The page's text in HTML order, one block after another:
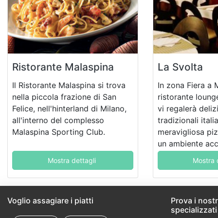
Ristorante Malaspina
Il Ristorante Malaspina si trova
nella piccola frazione di San
Felice, nell'hinterland di Milano,
all'interno del complesso
Malaspina Sporting Club.
Mostra dettagli
La Svolta
In zona Fiera a
ristorante
vi regalerà
tradizionali
meravigliosa
un ambiente
curato, con la
accomodarvi
cortiletto
Mostra
Voglio assagiare i piatti
Prova i
specializzati